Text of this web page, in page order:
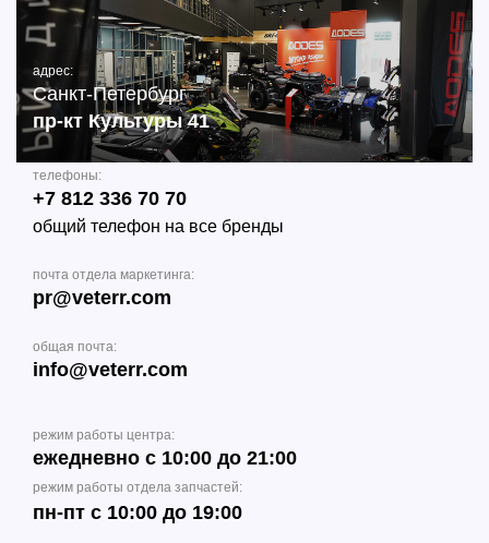
адрес:
Санкт-Петербург
пр-кт Культуры 41
телефоны:
+7 812 336 70 70
общий телефон на все бренды
почта отдела маркетинга:
pr@veterr.com
общая почта:
info@veterr.com
режим работы центра:
ежедневно с 10:00 до 21:00
режим работы отдела запчастей:
пн-пт с 10:00 до 19:00